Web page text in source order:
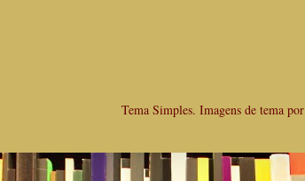
Tema Simples. Imagens de tema por